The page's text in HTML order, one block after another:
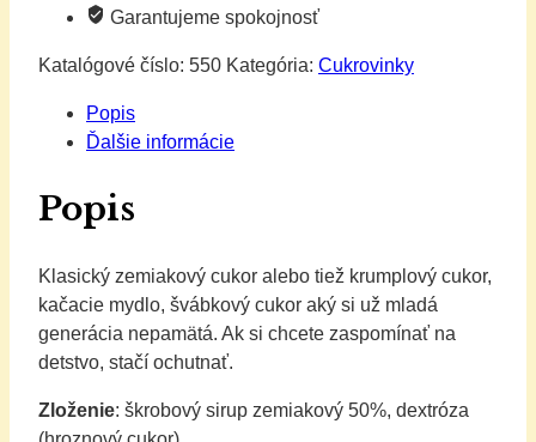
Garantujeme spokojnosť
Katalógové číslo: 550 Kategória: Cukrovinky
Popis
Ďalšie informácie
Popis
Klasický zemiakový cukor alebo tiež krumplový cukor,
kačacie mydlo, švábkový cukor aký si už mladá
generácia nepamätá. Ak si chcete zaspomínať na
detstvo, stačí ochutnať.
Zloženie: škrobový sirup zemiakový 50%, dextróza